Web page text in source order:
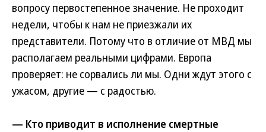
вопросу первостепенное значение. Не проходит
недели, чтобы к нам не приезжали их
представители. Потому что в отличие от МВД мы
располагаем реальными цифрами. Европа
проверяет: не сорвались ли мы. Одни ждут этого с
ужасом, другие — с радостью.
— Кто приводит в исполнение смертные